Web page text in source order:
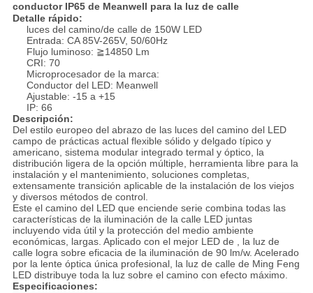
conductor IP65 de Meanwell para la luz de calle
Detalle rápido:
luces del camino/de calle de 150W LED
Entrada: CA 85V-265V, 50/60Hz
Flujo luminoso: ≧14850 Lm
CRI: 70
Microprocesador de la marca:
Conductor del LED: Meanwell
Ajustable: -15 a +15
IP: 66
Descripción:
Del estilo europeo del abrazo de las luces del camino del LED
campo de prácticas actual flexible sólido y delgado típico y
americano, sistema modular integrado termal y óptico, la
distribución ligera de la opción múltiple, herramienta libre para la
instalación y el mantenimiento, soluciones completas,
extensamente transición aplicable de la instalación de los viejos
y diversos métodos de control.
Este el camino del LED que enciende serie combina todas las
características de la iluminación de la calle LED juntas
incluyendo vida útil y la protección del medio ambiente
económicas, largas. Aplicado con el mejor LED de , la luz de
calle logra sobre eficacia de la iluminación de 90 lm/w. Acelerado
por la lente óptica única profesional, la luz de calle de Ming Feng
LED distribuye toda la luz sobre el camino con efecto máximo.
Especificaciones: